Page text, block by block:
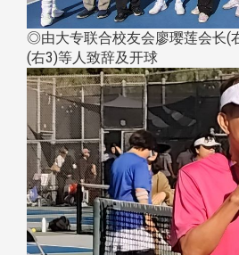
◎由大专联合校友会廖璎莲会长(
(右3)等人致辞及开球